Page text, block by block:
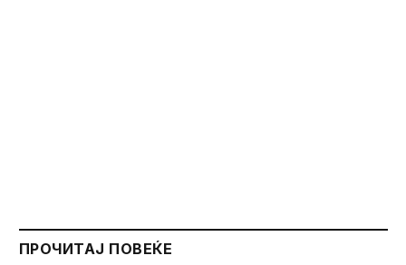
ПРОЧИТАЈ ПОВЕЌЕ